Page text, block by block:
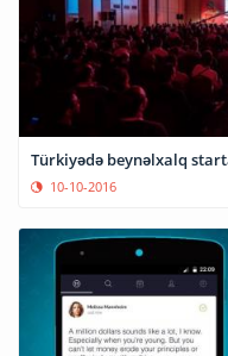
Türkiyədə beynəlxalq
10-10-2016